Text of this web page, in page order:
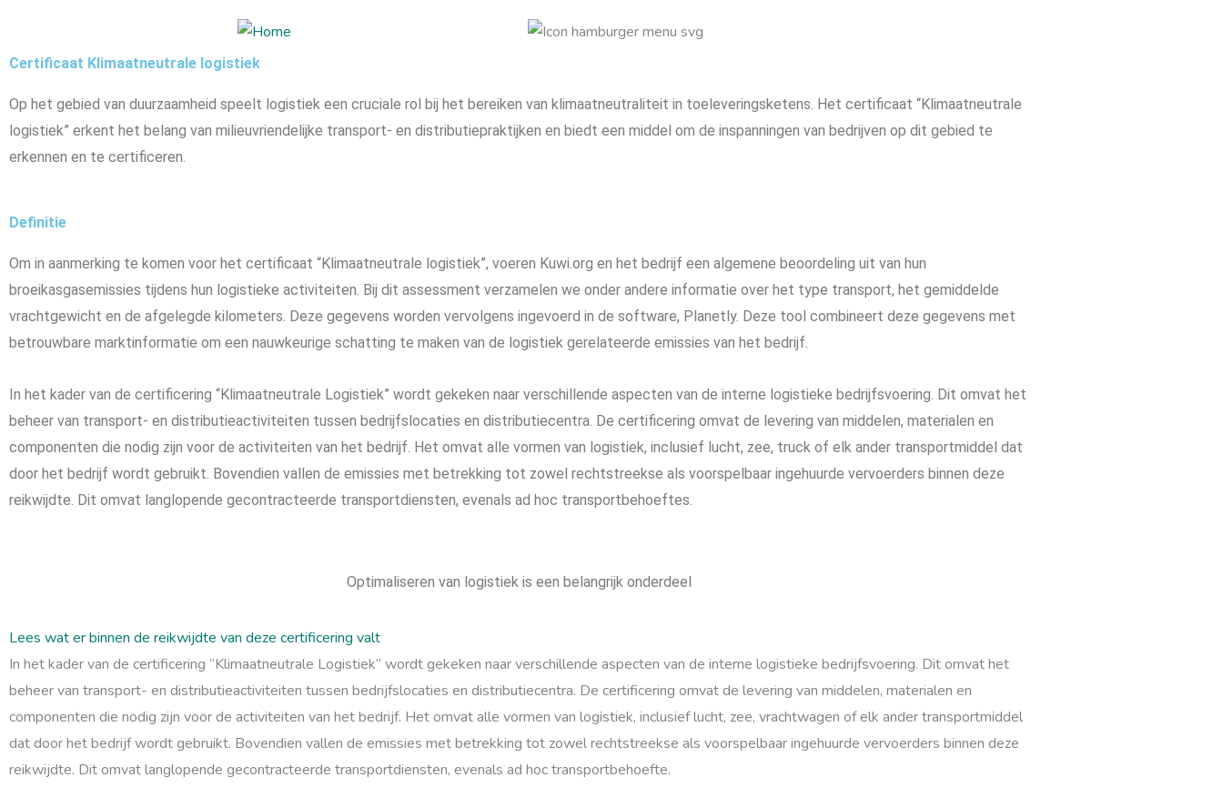
Certificaat Klimaatneutrale logistiek
Op het gebied van duurzaamheid speelt logistiek een cruciale rol bij het bereiken van klimaatneutraliteit in toeleveringsketens. Het certificaat “Klimaatneutrale
logistiek” erkent het belang van milieuvriendelijke transport- en distributiepraktijken en biedt een middel om de inspanningen van bedrijven op dit gebied te
erkennen en te certificeren.
Definitie
Om in aanmerking te komen voor het certificaat “Klimaatneutrale logistiek”, voeren Kuwi.org en het bedrijf een algemene beoordeling uit van hun
broeikasgasemissies tijdens hun logistieke activiteiten. Bij dit assessment verzamelen we onder andere informatie over het type transport, het gemiddelde
vrachtgewicht en de afgelegde kilometers. Deze gegevens worden vervolgens ingevoerd in de software, Planetly. Deze tool combineert deze gegevens met
betrouwbare marktinformatie om een nauwkeurige schatting te maken van de logistiek gerelateerde emissies van het bedrijf.
In het kader van de certificering “Klimaatneutrale Logistiek” wordt gekeken naar verschillende aspecten van de interne logistieke bedrijfsvoering. Dit omvat het
beheer van transport- en distributieactiviteiten tussen bedrijfslocaties en distributiecentra. De certificering omvat de levering van middelen, materialen en
componenten die nodig zijn voor de activiteiten van het bedrijf. Het omvat alle vormen van logistiek, inclusief lucht, zee, truck of elk ander transportmiddel dat
door het bedrijf wordt gebruikt. Bovendien vallen de emissies met betrekking tot zowel rechtstreekse als voorspelbaar ingehuurde vervoerders binnen deze
reikwijdte. Dit omvat langlopende gecontracteerde transportdiensten, evenals ad hoc transportbehoeftes.
Optimaliseren van logistiek is een belangrijk onderdeel
Lees wat er binnen de reikwijdte van deze certificering valt
In het kader van de certificering “Klimaatneutrale Logistiek” wordt gekeken naar verschillende aspecten van de interne logistieke bedrijfsvoering. Dit omvat het
beheer van transport- en distributieactiviteiten tussen bedrijfslocaties en distributiecentra. De certificering omvat de levering van middelen, materialen en
componenten die nodig zijn voor de activiteiten van het bedrijf. Het omvat alle vormen van logistiek, inclusief lucht, zee, vrachtwagen of elk ander transportmiddel
dat door het bedrijf wordt gebruikt. Bovendien vallen de emissies met betrekking tot zowel rechtstreekse als voorspelbaar ingehuurde vervoerders binnen deze
reikwijdte. Dit omvat langlopende gecontracteerde transportdiensten, evenals ad hoc transportbehoefte.